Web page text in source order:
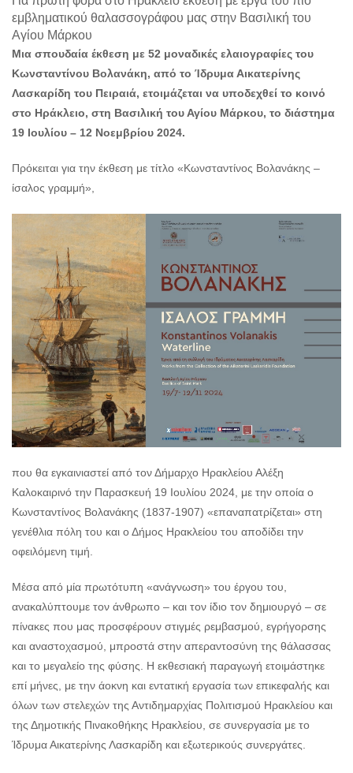
ΤΟΠΟΣ
ΜΑΣ
ΠΟΛΙΤΙΣΜΟΣ
ΠΟΛΗ
εμβληματικού θαλασσογράφου μας στην Βασιλική του
Αγίου Μάρκου
Μια σπουδαία έκθεση με 52 μοναδικές ελαιογραφίες του
Κωνσταντίνου Βολανάκη, από το Ίδρυμα Αικατερίνης
Λασκαρίδη του Πειραιά, ετοιμάζεται να υποδεχθεί το κοινό
στο Ηράκλειο, στη Βασιλική του Αγίου Μάρκου, το διάστημα
19 Ιουλίου – 12 Νοεμβρίου 2024.
Πρόκειται για την έκθεση με τίτλο «Κωνσταντίνος Βολανάκης –
ίσαλος γραμμή»,
που θα εγκαινιαστεί από τον Δήμαρχο Ηρακλείου Αλέξη
Καλοκαιρινό την Παρασκευή 19 Ιουλίου 2024, με την οποία ο
Κωνσταντίνος Βολανάκης (1837-1907) «επαναπατρίζεται» στη
γενέθλια πόλη του και ο Δήμος Ηρακλείου του αποδίδει την
οφειλόμενη τιμή.
Μέσα από μία πρωτότυπη «ανάγνωση» του έργου του,
ανακαλύπτουμε τον άνθρωπο – και τον ίδιο τον δημιουργό – σε
πίνακες που μας προσφέρουν στιγμές ρεμβασμού, εγρήγορσης
και αναστοχασμού, μπροστά στην απεραντοσύνη της θάλασσας
και το μεγαλείο της φύσης. Η εκθεσιακή παραγωγή ετοιμάστηκε
επί μήνες, με την άοκνη και εντατική εργασία των επικεφαλής και
όλων των στελεχών της Αντιδημαρχίας Πολιτισμού Ηρακλείου και
της Δημοτικής Πινακοθήκης Ηρακλείου, σε συνεργασία με το
Ίδρυμα Αικατερίνης Λασκαρίδη και εξωτερικούς συνεργάτες.